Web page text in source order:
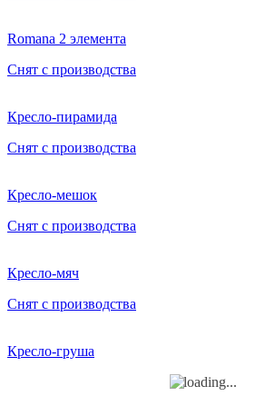
Romana 2 элемента
Снят с производства
Кресло-пирамида
Снят с производства
Кресло-мешок
Снят с производства
Кресло-мяч
Снят с производства
Кресло-груша